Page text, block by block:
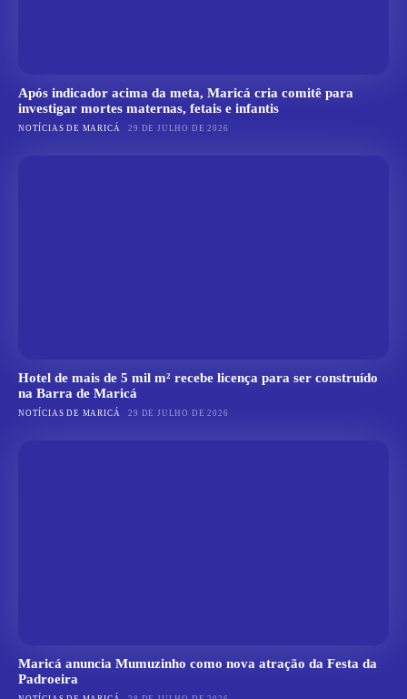
Após indicador acima da meta, Maricá cria comitê para
investigar mortes maternas, fetais e infantis
NOTÍCIAS DE MARICÁ 29 DE JULHO DE 2026
Hotel de mais de 5 mil m² recebe licença para ser construído
na Barra de Maricá
NOTÍCIAS DE MARICÁ 29 DE JULHO DE 2026
Maricá anuncia Mumuzinho como nova atração da Festa da
Padroeira